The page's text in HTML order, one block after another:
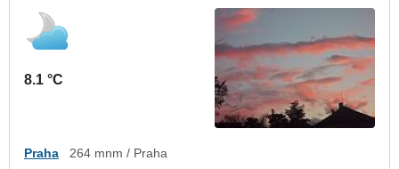
8.1 °C
Praha 264 mnm / Praha